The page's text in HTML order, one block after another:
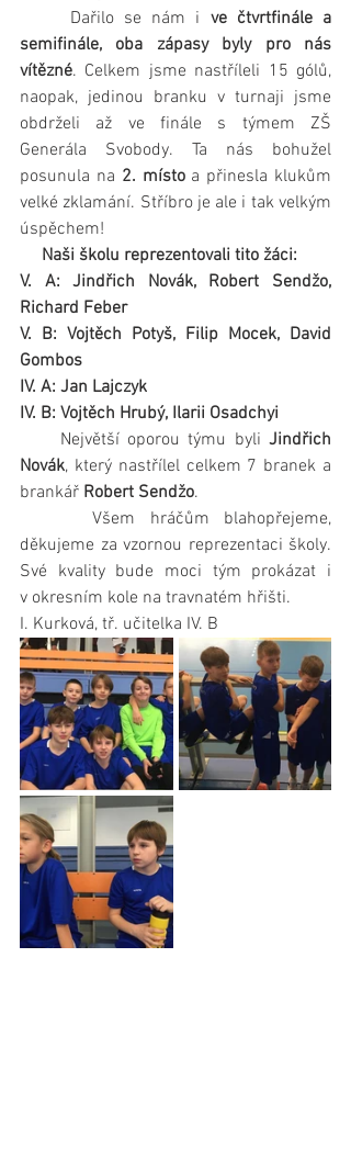
     Dařilo se nám i
ve čtvrtfinále a
semifinále, oba zápasy byly pro nás
vítězné. Celkem jsme nastříleli 15 gólů,
naopak, jedinou branku v turnaji jsme
obdrželi až ve finále s týmem ZŠ
Generála Svobody. Ta nás bohužel
posunula na 2. místo a přinesla klukům
velké zklamání. Stříbro je ale i tak velkým
úspěchem!
Naši školu reprezentovali tito žáci:
V. A: Jindřich Novák, Robert Sendžo,
Richard Feber
V. B: Vojtěch Potyš, Filip Mocek, David
Gombos
IV. A: Jan Lajczyk
IV. B: Vojtěch Hrubý, Ilarii Osadchyi
Největší oporou týmu byli Jindřich
Novák, který nastřílel celkem 7 branek a
brankář Robert Sendžo.
     Všem hráčům blahopřejeme,
děkujeme za vzornou reprezentaci školy.
Své kvality bude moci tým prokázat i
v okresním kole na travnatém hřišti.
I. Kurková, tř. učitelka IV. B